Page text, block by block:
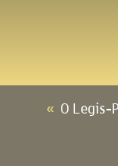
O Legis-